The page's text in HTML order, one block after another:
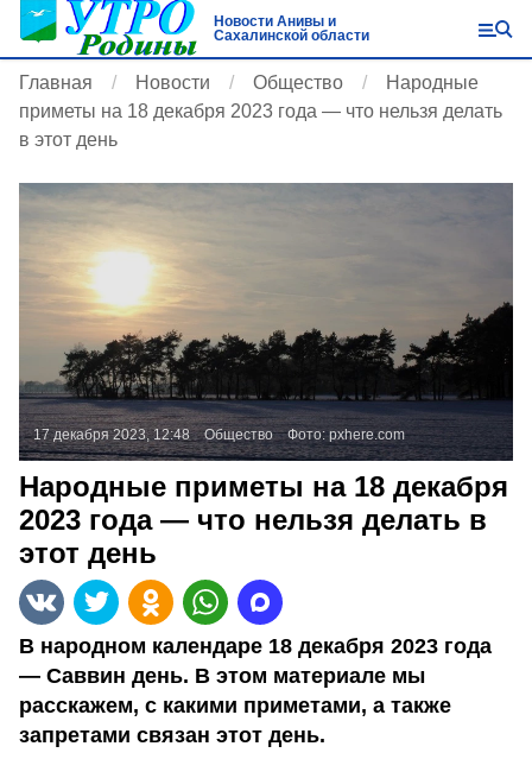
Новости Анивы и
Сахалинской области
Главная Новости Общество
Народные
приметы на 18 декабря 2023 года — что нельзя делать
в этот день
17 декабря 2023, 12:48 Общество Фото:pxhere.com
Народные приметы на 18 декабря
2023 года — что нельзя делать в
этот день
В народном календаре 18 декабря 2023 года
— Саввин день. В этом материале мы
расскажем, с какими приметами, а также
запретами связан этот день.